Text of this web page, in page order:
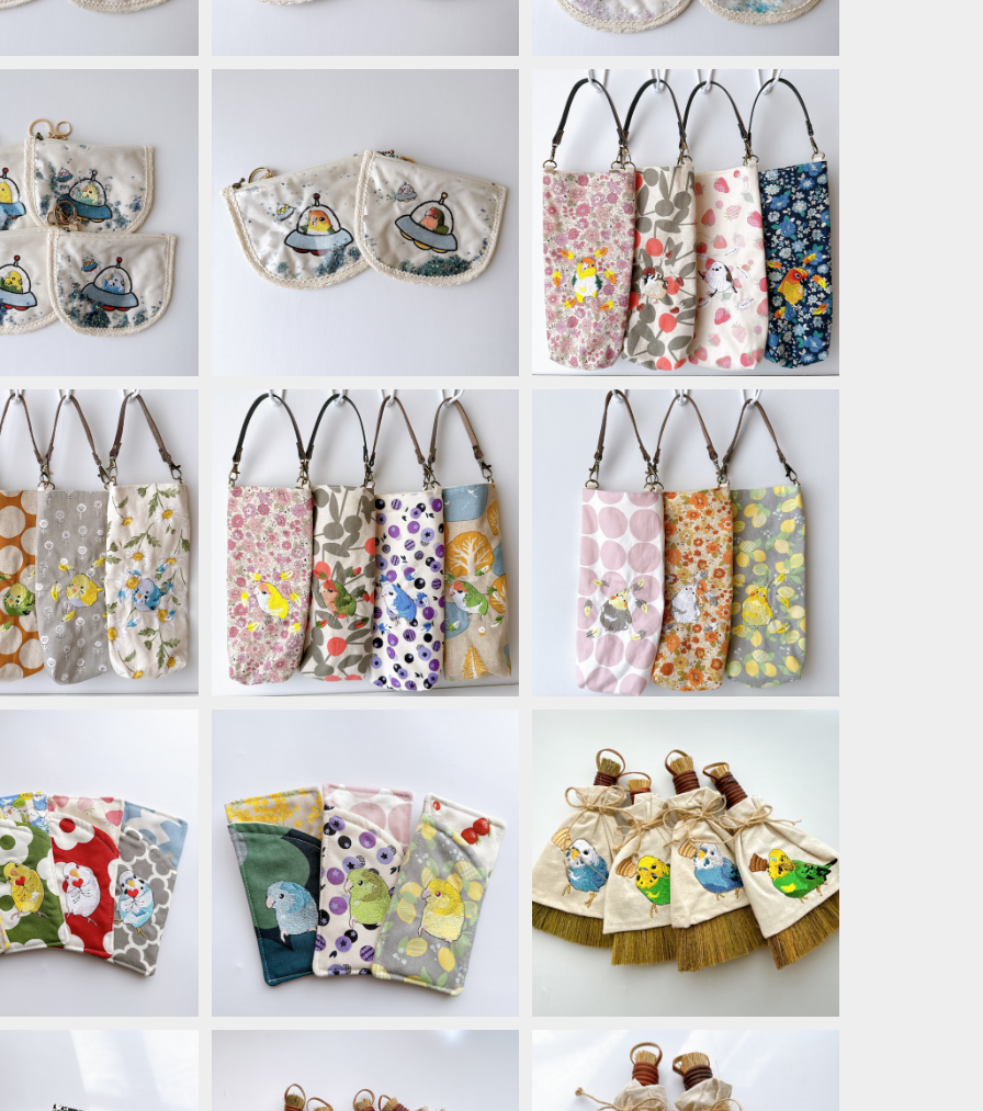
カポケット＊セキセイ
¥2,640
シャカシャカポケット＊シロハラ・コザ
クラ
¥2,640
ボトルケース＊コガネメキシコ・シマエ
ナガ・スズメ・シロハラ
¥2,090
ス＊セキセイインコ
¥2,090
ボトルケース＊コザクラインコ
¥2,090
ボトルケース＊オカメインコ
¥2,090
ス＊セキセイインコ
¥1,650
メガネケース＊マメルリハ
¥1,650
ミニほうき＊セキセイインコ
¥1,760